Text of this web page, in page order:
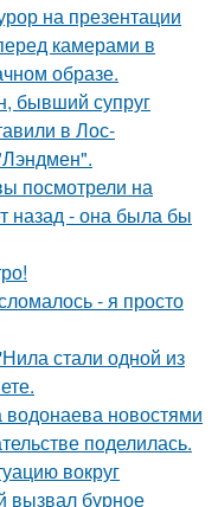
на презентации
камерами в
образе.
бывший супруг
в Лос-
посмотрели на
назад - она была бы
- я просто
стали одной из
новостями
поделилась.
вокруг
вызвал бурное